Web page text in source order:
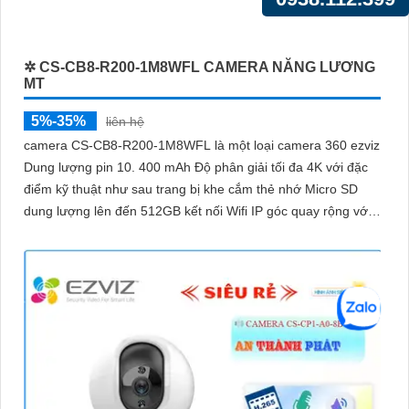
✲ CS-CB8-R200-1M8WFL CAMERA NĂNG LƯƠNG
MT
5%-35%
liên hệ
camera CS-CB8-R200-1M8WFL là một loại camera 360 ezviz
Dung lượng pin 10. 400 mAh Độ phân giải tối đa 4K với đặc
điểm kỹ thuật như sau trang bị khe cắm thẻ nhớ Micro SD
dung lượng lên đến 512GB kết nối Wifi IP góc quay rộng với